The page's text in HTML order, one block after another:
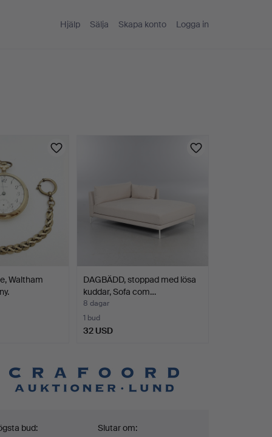
Hjälp Sälja Skapa konto Logga in
Waltham
DAGBÄDD, stoppad med lösa
kuddar, Sofa com…
8 dagar
1 bud
32 USD
bud: Slutar om: